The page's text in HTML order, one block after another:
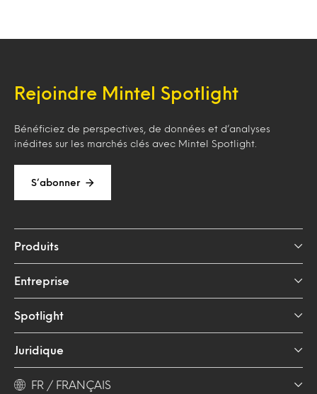
Rejoindre Mintel Spotlight
Bénéficiez de perspectives, de données et d’analyses
inédites sur les marchés clés avec Mintel Spotlight.
S’abonner
Produits
Entreprise
Spotlight
Juridique
FR / FRANÇAIS